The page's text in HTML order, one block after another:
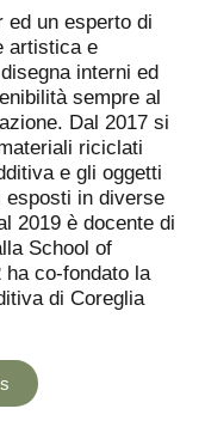
ed un esperto di
artistica e
interni ed
sempre al
Dal 2017 si
riciclati
e gli oggetti
esposti in diverse
2019 è docente di
School of
ha co-fondato la
di Coreglia